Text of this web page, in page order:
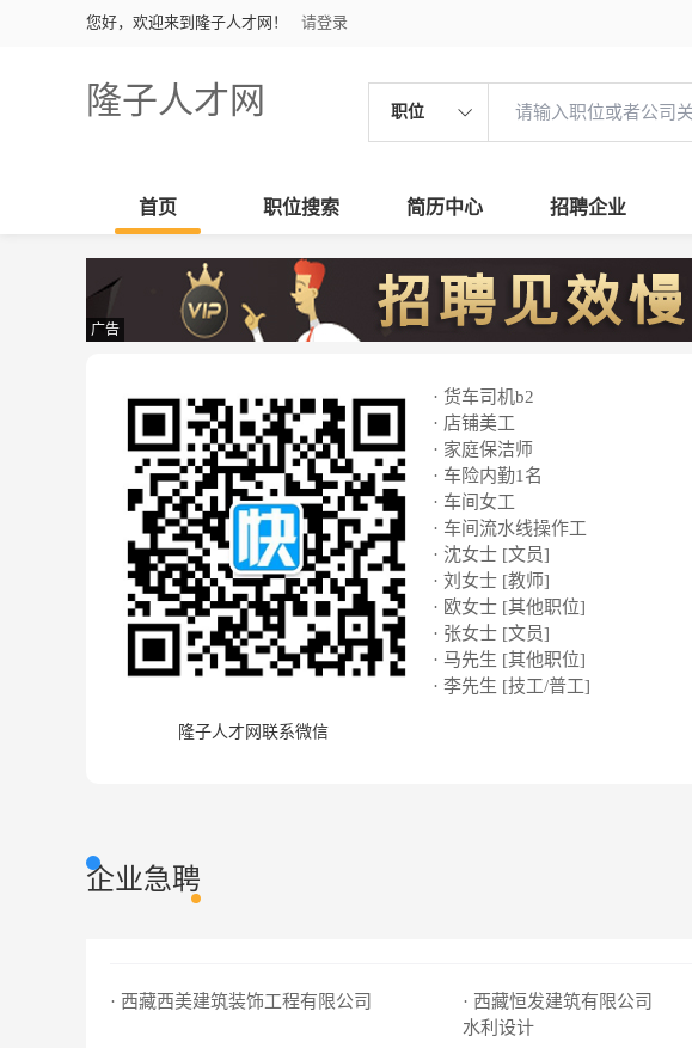
您好，欢迎来到隆子人才网！ 请登录
隆子人才网 职位
首页 职位搜索 简历中心 招聘企业
广告
隆子人才网联系微信
· 货车司机b2
· 店铺美工
· 家庭保洁师
· 车险内勤1名
· 车间女工
· 车间流水线操作工
· 沈女士 [文员]
· 刘女士 [教师]
· 欧女士 [其他职位]
· 张女士 [文员]
· 马先生 [其他职位]
· 李先生 [技工/普工]
企业急聘
· 西藏西美建筑装饰工程有限公司
· 西藏恒发建筑有限公司
水利设计